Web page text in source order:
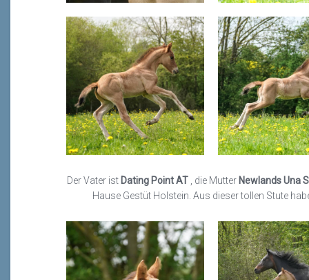
Der Vater ist Dating Point AT , die Mutter Newlands Una
Hause Gestüt Holstein. Aus dieser tollen Stute